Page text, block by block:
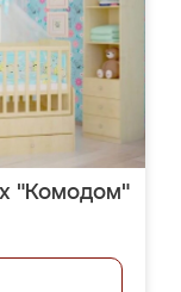
"Комодом"